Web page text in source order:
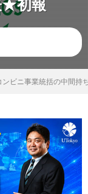
★初報
ンビニ事業統括の中間